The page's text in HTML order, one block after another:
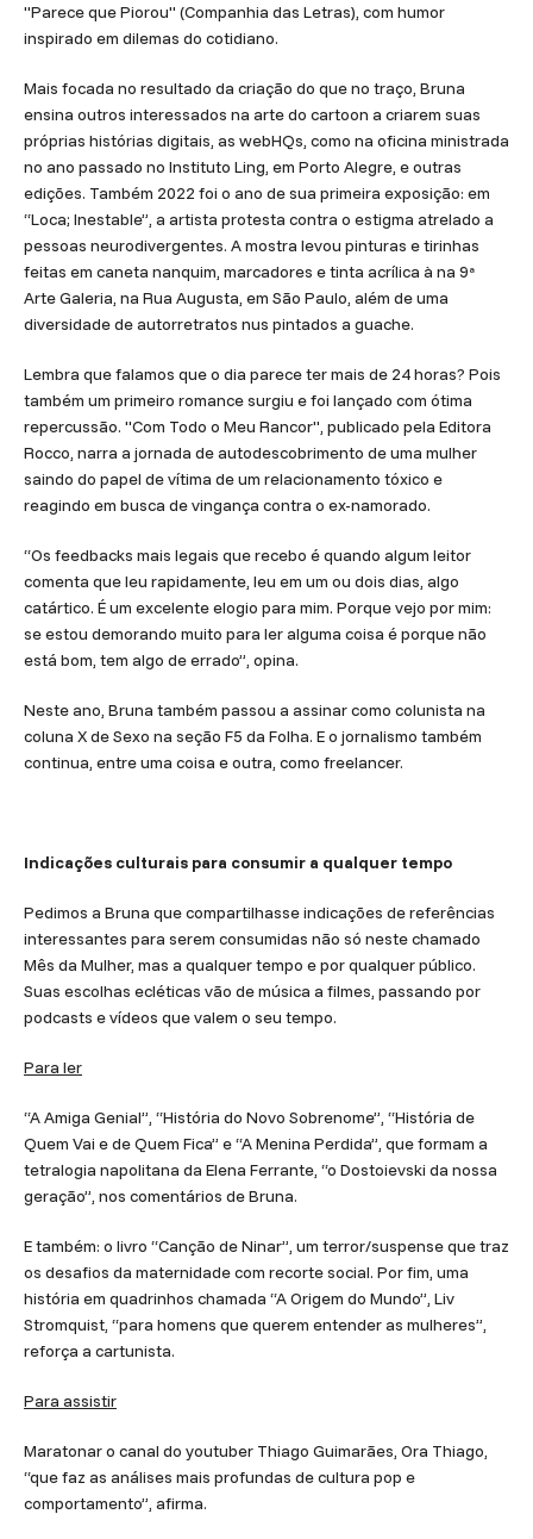
"Parece que Piorou" (Companhia das Letras), com humor
inspirado em dilemas do cotidiano.
Mais focada no resultado da criação do que no traço, Bruna
ensina outros interessados na arte do cartoon a criarem suas
próprias histórias digitais, as webHQs, como na oficina ministrada
no ano passado no Instituto Ling, em Porto Alegre, e outras
edições. Também 2022 foi o ano de sua primeira exposição: em
“Loca; Inestable”, a artista protesta contra o estigma atrelado a
pessoas neurodivergentes. A mostra levou pinturas e tirinhas
feitas em caneta nanquim, marcadores e tinta acrílica à na 9ª
Arte Galeria, na Rua Augusta, em São Paulo, além de uma
diversidade de autorretratos nus pintados a guache.
Lembra que falamos que o dia parece ter mais de 24 horas? Pois
também um primeiro romance surgiu e foi lançado com ótima
repercussão. "Com Todo o Meu Rancor", publicado pela Editora
Rocco, narra a jornada de autodescobrimento de uma mulher
saindo do papel de vítima de um relacionamento tóxico e
reagindo em busca de vingança contra o ex-namorado.
“Os feedbacks mais legais que recebo é quando algum leitor
comenta que leu rapidamente, leu em um ou dois dias, algo
catártico. É um excelente elogio para mim. Porque vejo por mim:
se estou demorando muito para ler alguma coisa é porque não
está bom, tem algo de errado”, opina.
Neste ano, Bruna também passou a assinar como colunista na
coluna X de Sexo na seção F5 da Folha. E o jornalismo também
continua, entre uma coisa e outra, como freelancer.
Indicações culturais para consumir a qualquer tempo
Pedimos a Bruna que compartilhasse indicações de referências
interessantes para serem consumidas não só neste chamado
Mês da Mulher, mas a qualquer tempo e por qualquer público.
Suas escolhas ecléticas vão de música a filmes, passando por
podcasts e vídeos que valem o seu tempo.
Para ler
“A Amiga Genial”, “História do Novo Sobrenome”, “História de
Quem Vai e de Quem Fica” e “A Menina Perdida”, que formam a
tetralogia napolitana da Elena Ferrante, “o Dostoievski da nossa
geração”, nos comentários de Bruna.
E também: o livro “Canção de Ninar”, um terror/suspense que traz
os desafios da maternidade com recorte social. Por fim, uma
história em quadrinhos chamada “A Origem do Mundo”, Liv
Stromquist, “para homens que querem entender as mulheres”,
reforça a cartunista.
Para assistir
Maratonar o canal do youtuber Thiago Guimarães, Ora Thiago,
“que faz as análises mais profundas de cultura pop e
comportamento”, afirma.